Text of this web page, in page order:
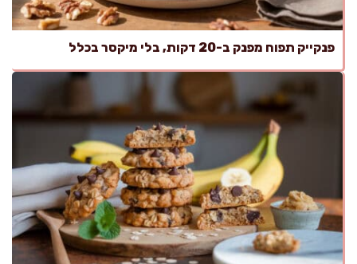
פנקייק תפוח מפנק ב-20 דקות, בלי מיקסר בכלל